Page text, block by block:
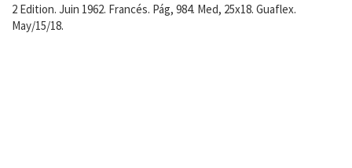
2 Edition. Juin 1962. Francés. Pág, 984. Med, 25x18. Guaflex.
May/15/18.